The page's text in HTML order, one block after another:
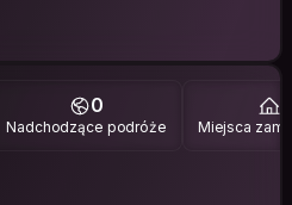
0
Nadchodzące podróże Miejsca